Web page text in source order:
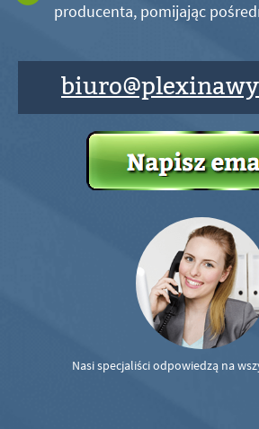
producenta, pomijając
Nasi specjaliści odpowiedzą na